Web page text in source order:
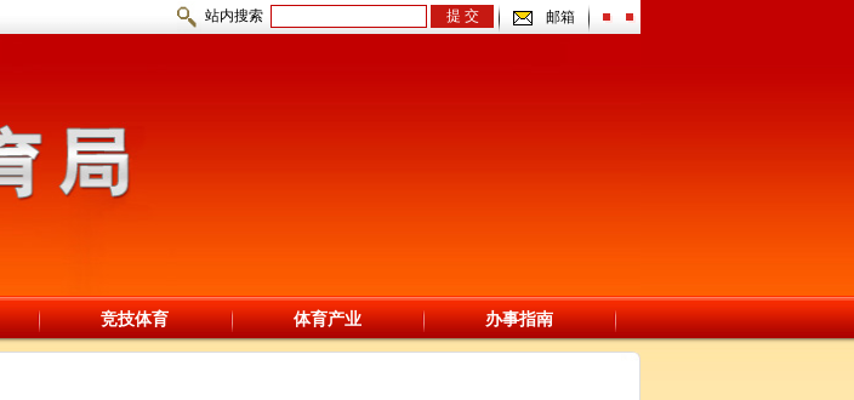
站内搜索 邮箱
竞技体育 体育产业 办事指南 青少年体育